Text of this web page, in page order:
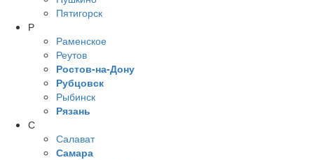
Пятигорск
Р
Раменское
Реутов
Ростов-на-Дону
Рубцовск
Рыбинск
Рязань
С
Салават
Самара